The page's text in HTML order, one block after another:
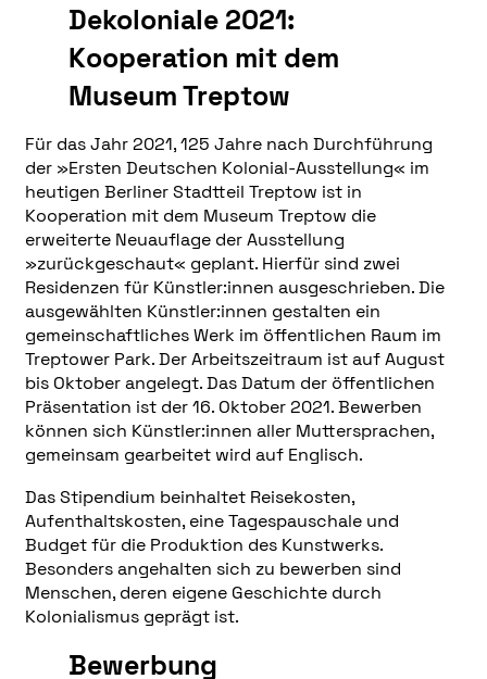
Dekoloniale 2021:
Kooperation mit dem
Museum Treptow
Für das Jahr 2021, 125 Jahre nach Durchführung
der »Ersten Deutschen Kolonial-Ausstellung« im
heutigen Berliner Stadtteil Treptow ist in
Kooperation mit dem Museum Treptow die
erweiterte Neuauflage der Ausstellung
»zurückgeschaut« geplant. Hierfür sind zwei
Residenzen für Künstler:innen ausgeschrieben. Die
ausgewählten Künstler:innen gestalten ein
gemeinschaftliches Werk im öffentlichen Raum im
Treptower Park. Der Arbeitszeitraum ist auf August
bis Oktober angelegt. Das Datum der öffentlichen
Präsentation ist der 16. Oktober 2021. Bewerben
können sich Künstler:innen aller Muttersprachen,
gemeinsam gearbeitet wird auf Englisch.
Das Stipendium beinhaltet Reisekosten,
Aufenthaltskosten, eine Tagespauschale und
Budget für die Produktion des Kunstwerks.
Besonders angehalten sich zu bewerben sind
Menschen, deren eigene Geschichte durch
Kolonialismus geprägt ist.
Bewerbung